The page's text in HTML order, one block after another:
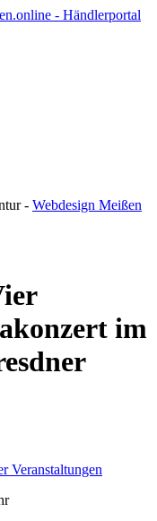
- Webdesign Meißen
im
Veranstaltungen